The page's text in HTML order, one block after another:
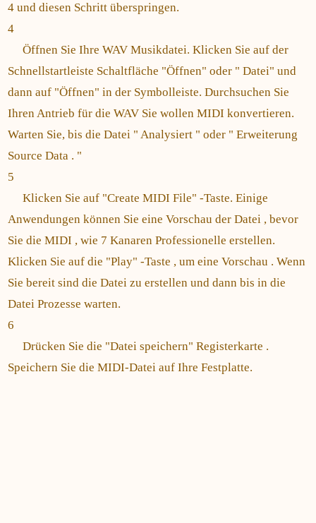
4 und diesen Schritt überspringen.
4
Öffnen Sie Ihre WAV Musikdatei. Klicken Sie auf der
Schnellstartleiste Schaltfläche "Öffnen" oder " Datei" und
dann auf "Öffnen" in der Symbolleiste. Durchsuchen Sie
Ihren Antrieb für die WAV Sie wollen MIDI konvertieren.
Warten Sie, bis die Datei " Analysiert " oder " Erweiterung
Source Data . "
5
Klicken Sie auf "Create MIDI File" -Taste. Einige
Anwendungen können Sie eine Vorschau der Datei , bevor
Sie die MIDI , wie 7 Kanaren Professionelle erstellen.
Klicken Sie auf die "Play" -Taste , um eine Vorschau . Wenn
Sie bereit sind die Datei zu erstellen und dann bis in die
Datei Prozesse warten.
6
Drücken Sie die "Datei speichern" Registerkarte .
Speichern Sie die MIDI-Datei auf Ihre Festplatte.